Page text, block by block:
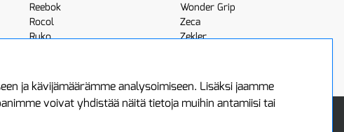
Reebok
Rocol
Ruko
Wonder Grip
Zeca
Zekler
Oy Uutiskirje
ja kävijämäärämme analysoimiseen. Lisäksi jaamme
voivat yhdistää näitä tietoja muihin antamiisi tai